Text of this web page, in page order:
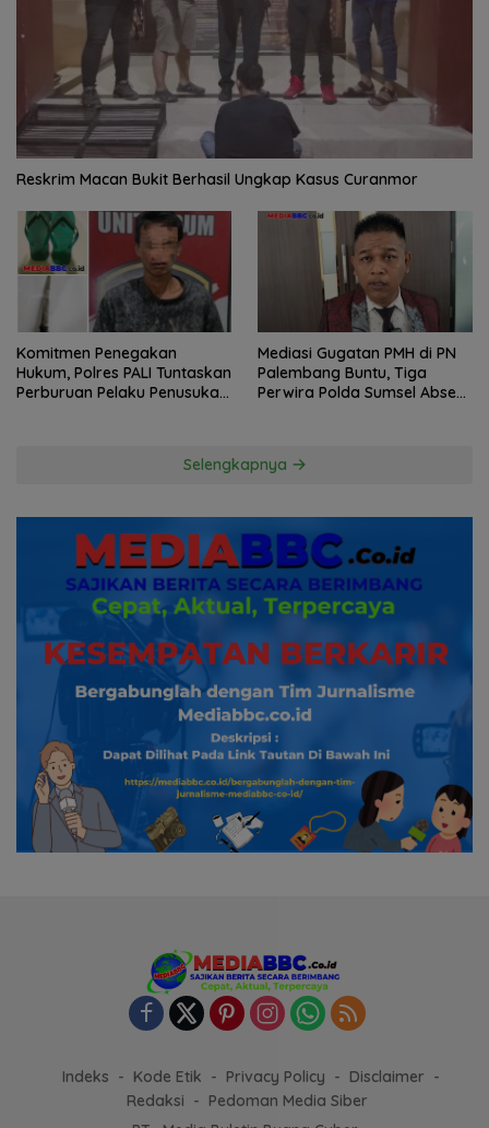
Reskrim Macan Bukit Berhasil Ungkap Kasus Curanmor
Komitmen Penegakan
Hukum, Polres PALI Tuntaskan
Perburuan Pelaku Penusukan
Mediasi Gugatan PMH di PN
Palembang Buntu, Tiga
Perwira Polda Sumsel Absen,
Selengkapnya
Indeks Kode Etik Privacy Policy
Disclaimer
Redaksi
Pedoman Media Siber